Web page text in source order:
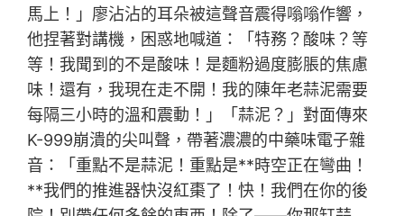
馬上！」廖沾沾的耳朵被這聲音震得嗡嗡作響，
他捏著對講機，困惑地喊道：「特務？酸味？等
等！我聞到的不是酸味！是麵粉過度膨脹的焦慮
味！還有，我現在走不開！我的陳年老蒜泥需要
每隔三小時的溫和震動！」「蒜泥？」對面傳來
K-999崩潰的尖叫聲，帶著濃濃的中藥味電子雜
音：「重點不是蒜泥！重點是**時空正在彎曲！
**我們的推進器快沒紅棗了！快！我們在你的後